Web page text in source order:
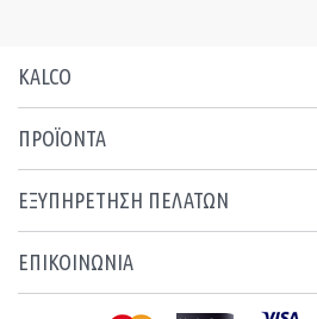
KALCO
ΠΡΟΪΟΝΤΑ
ΕΞΥΠΗΡΕΤΗΣΗ ΠΕΛΑΤΩΝ
ΕΠΙΚΟΙΝΩΝΙΑ